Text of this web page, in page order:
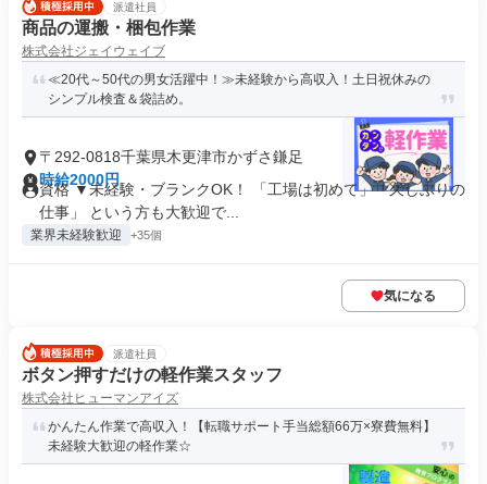
派遣社員
商品の運搬・梱包作業
株式会社ジェイウェイブ
≪20代～50代の男女活躍中！≫未経験から高収入！土日祝休みの
シンプル検査＆袋詰め。
〒292-0818千葉県木更津市かずさ鎌足
時給2000円
資格 ▼未経験・ブランクOK！ 「工場は初めて」「久しぶりの
仕事」 という方も大歓迎で...
業界未経験歓迎 +35個
気になる
派遣社員
ボタン押すだけの軽作業スタッフ
株式会社ヒューマンアイズ
かんたん作業で高収入！【転職サポート手当総額66万×寮費無料】
未経験大歓迎の軽作業☆